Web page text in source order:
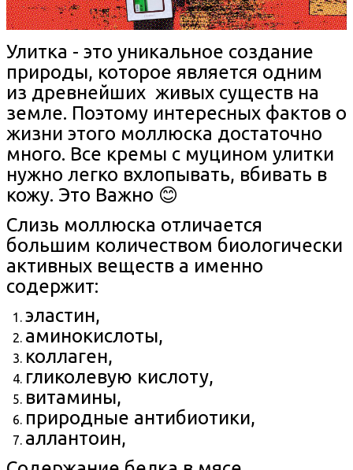
Улитка - это уникальное создание
природы, которое является одним
из древнейших живых существ на
земле. Поэтому интересных фактов о
жизни этого моллюска достаточно
много. Все кремы с муцином улитки
нужно легко вхлопывать, вбивать в
кожу. Это Важно 😊
Слизь моллюска отличается
большим количеством биологически
активных веществ а именно
содержит:
эластин,
аминокислоты,
коллаген,
гликолевую кислоту,
витамины,
природные антибиотики,
аллантоин,